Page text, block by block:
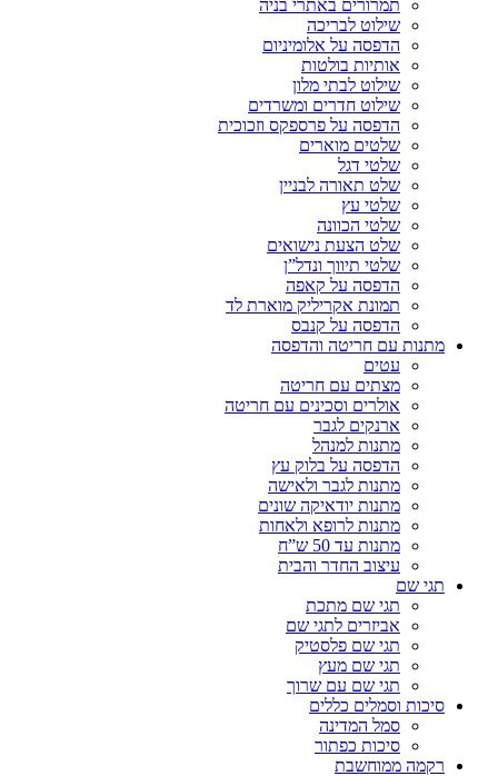
תמרורים באתרי בניה
שילוט לבריכה
הדפסה על אלומיניום
אותיות בולטות
שילוט לבתי מלון
שילוט חדרים ומשרדים
הדפסה על פרספקס וזכוכית
שלטים מוארים
שלטי דגל
שלט תאורה לבניין
שלטי עץ
שלטי הכוונה
שלט הצעת נישואים
שלטי תיווך ונדל”ן
הדפסה על קאפה
תמונת אקריליק מוארת לד
הדפסה על קנבס
מתנות עם חריטה והדפסה
עטים
מצתים עם חריטה
אולרים וסכינים עם חריטה
ארנקים לגבר
מתנות למנהל
הדפסה על בלוק עץ
מתנות לגבר ולאישה
מתנות יודאיקה שונים
מתנות לרופא ולאחות
מתנות עד 50 ש”ח
עיצוב החדר והבית
תגי שם
תגי שם מתכת
אביזרים לתגי שם
תגי שם פלסטיק
תגי שם מעץ
תגי שם עם שרוך
סיכות וסמלים כללים
סמל המדינה
סיכות כפתור
רקמה ממוחשבת